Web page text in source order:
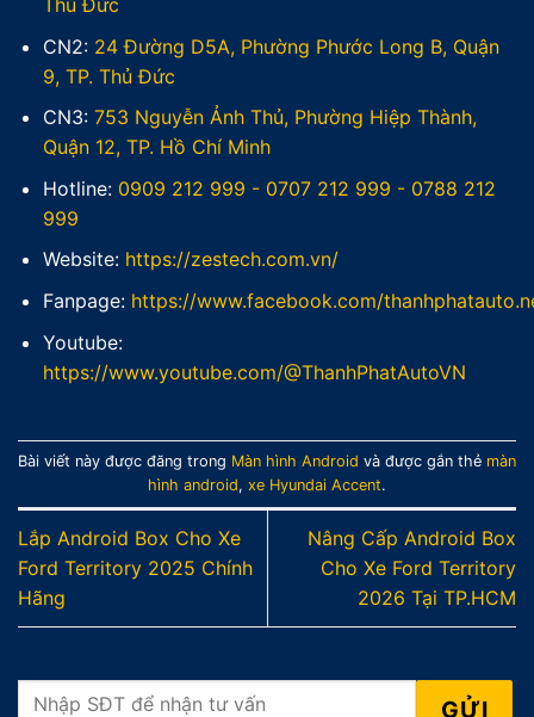
Thủ Đức
CN2: 24 Đường D5A, Phường Phước Long B, Quận
9, TP. Thủ Đức
CN3: 753 Nguyễn Ảnh Thủ, Phường Hiệp Thành,
Quận 12, TP. Hồ Chí Minh
Hotline: 0909 212 999 - 0707 212 999 - 0788 212
999
Website: https://zestech.com.vn/
Fanpage: https://www.facebook.com/
Youtube:
https://www.youtube.com/@ThanhPhatAutoVN
Bài viết này được đăng trong Màn hình Android và được gắn thẻ màn
hình android, xe Hyundai Accent.
Lắp Android Box Cho Xe
Ford Territory 2025 Chính
Hãng
Nâng Cấp Android Box
Cho Xe Ford Territory
2026 Tại TP.HCM